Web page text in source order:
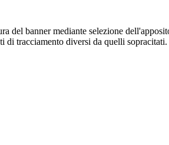
del banner mediante selezione
di tracciamento diversi da quelli sopracitati.